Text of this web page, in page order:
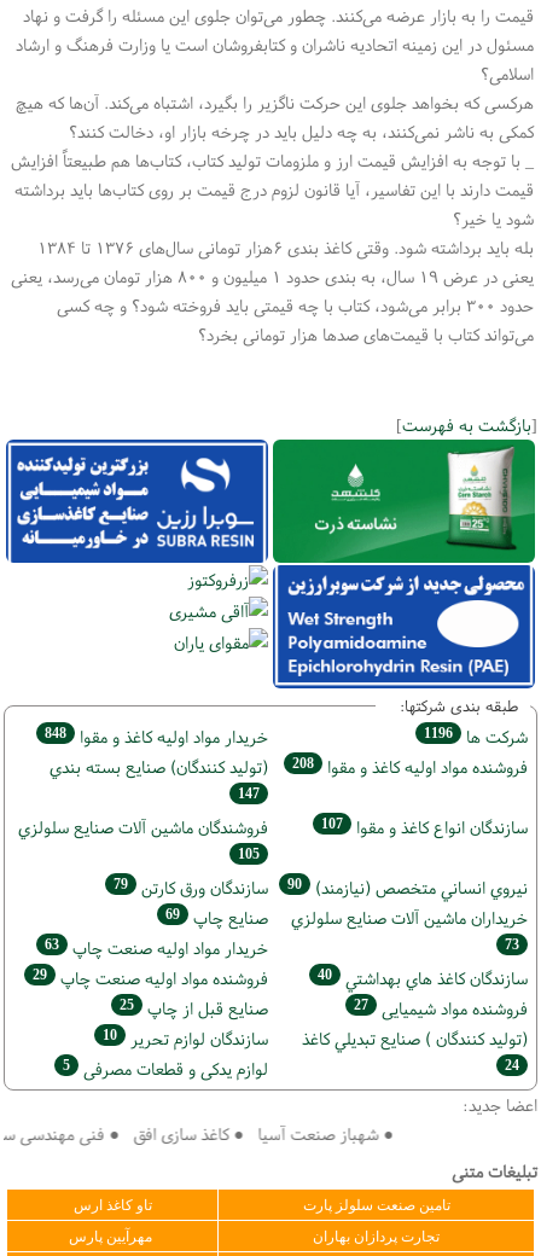
قیمت را به بازار عرضه می‌کنند. چطور می‌توان جلوی این مسئله را گرفت و نهاد
مسئول در این زمینه اتحادیه ناشران و کتابفروشان است یا وزارت فرهنگ و ارشاد
اسلامی؟
هرکسی که بخواهد جلوی این حرکت ناگزیر را بگیرد، اشتباه می‌کند. آن‌ها که هیچ
کمکی به ناشر نمی‌کنند، به چه دلیل باید در چرخه بازار او، دخالت کنند؟
_ با توجه به افزایش قیمت ارز و ملزومات تولید کتاب، کتاب‌ها هم طبیعتاً افزایش
قیمت دارند با این تفاسیر، آیا قانون لزوم درج قیمت بر روی کتاب‌ها باید برداشته
شود یا خیر؟
بله باید برداشته شود. وقتی کاغذ بندی ۶هزار تومانی سال‌های ۱۳۷۶ تا ۱۳۸۴
یعنی در عرض ۱۹ سال، به بندی حدود ۱ میلیون و ۸۰۰ هزار تومان می‌رسد، یعنی
حدود ۳۰۰ برابر می‌شود، کتاب با چه قیمتی باید فروخته شود؟ و چه کسی
می‌تواند کتاب با قیمت‌های صدها هزار تومانی بخرد؟
[بازگشت به فهرست]
طبقه بندی شرکتها:
شركت ها 1196 خريدار مواد اوليه كاغذ و مقوا 848
فروشنده مواد اوليه كاغذ و مقوا 208 (تولید كنندگان) صنايع بسته بندي
147
سازندگان انواع کاغذ و مقوا 107 فروشندگان ماشين آلات صنايع سلولزي
105
نيروي انساني متخصص (نیازمند) 90 سازندگان ورق كارتن 79
خریداران ماشين آلات صنايع سلولزي
73
صنايع چاپ 69
خريدار مواد اوليه صنعت چاپ 63
سازندگان كاغذ هاي بهداشتي 40 فروشنده مواد اوليه صنعت چاپ 29
فروشنده مواد شیمیایی 27 صنايع قبل از چاپ 25
(تولید كنندگان ) صنايع تبديلي كاغذ
24
سازندگان لوازم تحریر 10
لوازم یدکی و قطعات مصرفی 5
اعضا جدید:
● شهباز صنعت آسیا ● کاغذ سازی افق ● فنی مهندسی
تبلیغات متنی
تامین صنعت سلولز پارت
تاو کاغذ ارس
تجارت پردازان بهاران
مهرآیین پارس